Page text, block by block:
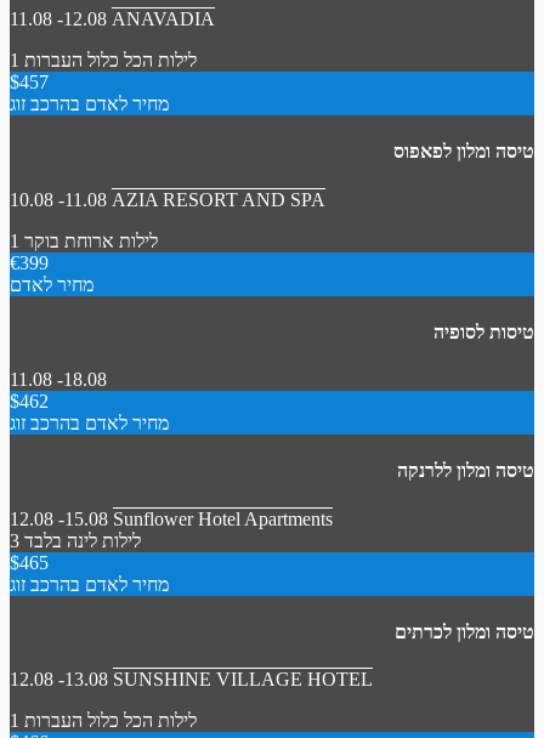
11.08 -12.08 ANAVADIA
1 לילות הכל כלול העברות
$457
מחיר לאדם בהרכב זוג
טיסה ומלון לפאפוס
10.08 -11.08 AZIA RESORT AND SPA
1 לילות ארוחת בוקר
€399
מחיר לאדם
טיסות לסופיה
11.08 -18.08
$462
מחיר לאדם בהרכב זוג
טיסה ומלון ללרנקה
12.08 -15.08 Sunflower Hotel Apartments
3 לילות לינה בלבד
$465
מחיר לאדם בהרכב זוג
טיסה ומלון לכרתים
12.08 -13.08 SUNSHINE VILLAGE HOTEL
1 לילות הכל כלול העברות